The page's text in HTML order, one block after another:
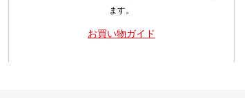
ます。
お買い物ガイド